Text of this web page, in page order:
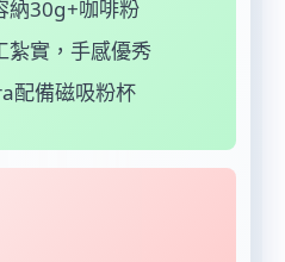
納30g+咖啡粉
紮實，手感優秀
配備磁吸粉杯